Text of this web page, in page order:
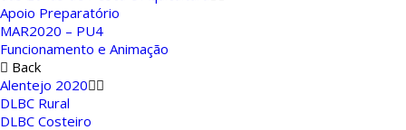
Apoio Preparatório
MAR2020 – PU4
Funcionamento e Animação
Back
Alentejo 2020
DLBC Rural
DLBC Costeiro